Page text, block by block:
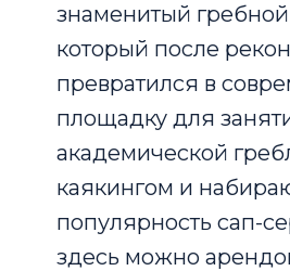
знаменитый гребной
который после
превратился в
площадку для
академической
каякингом и
популярность сап-
здесь можно